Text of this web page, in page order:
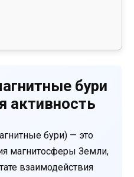
бури
активность
бури) — это
магнитосферы Земли,
взаимодействия